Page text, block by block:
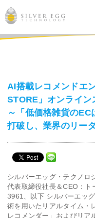
導入事例
ブログ
セミナー
ニュース
IR
AI搭載レコメンドエ
STORE」オンライン
～「低価格雑貨の
打破し、業界のリー
シルバーエッグ・テクノロ
代表取締役社長＆CEO：ト
3961、以下 シルバーエッ
術を用いたリアルタイム・
レコメンダー」およびリア